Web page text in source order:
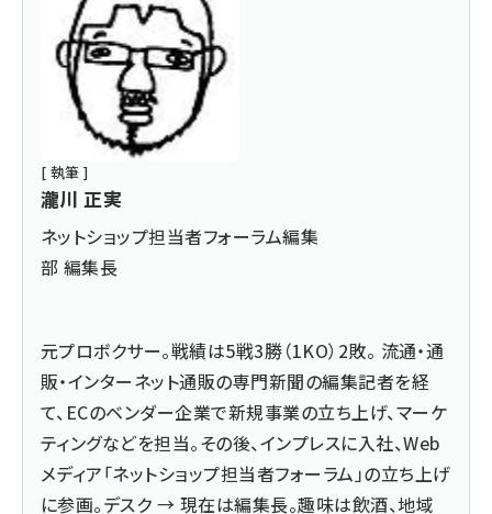
[ 執筆 ]
瀧川 正実
ネットショップ担当者フォーラム編集
部 編集長
元プロボクサー。戦績は5戦3勝（1KO）2敗。 流通・通
販・インターネット通販の専門新聞の編集記者を経
て、ECのベンダー企業で新規事業の立ち上げ、マーケ
ティングなどを担当。その後、インプレスに入社、Web
メディア「ネットショップ担当者フォーラム」の立ち上げ
に参画。デスク → 現在は編集長。趣味は飲酒、地域